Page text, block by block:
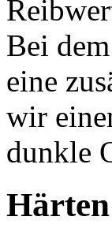
Bei
eine
wir
dunkle